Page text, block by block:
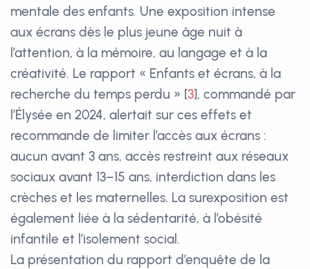
mentale des enfants. Une exposition intense
aux écrans dès le plus jeune âge nuit à
l’attention, à la mémoire, au langage et à la
créativité. Le rapport « Enfants et écrans, à la
recherche du temps perdu » [3], commandé par
l’Élysée en 2024, alertait sur ces effets et
recommande de limiter l’accès aux écrans :
aucun avant 3 ans, accès restreint aux réseaux
sociaux avant 13–15 ans, interdiction dans les
crèches et les maternelles. La surexposition est
également liée à la sédentarité, à l’obésité
infantile et l’isolement social.
La présentation du rapport d’enquête de la